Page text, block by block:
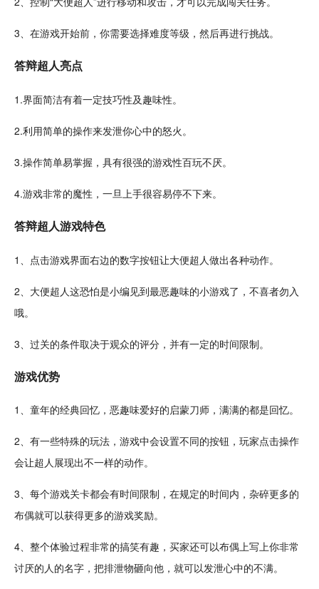
3、在游戏开始前，你需要选择难度等级，然后再进行挑战。
答辩超人亮点
1.界面简洁有着一定技巧性及趣味性。
2.利用简单的操作来发泄你心中的怒火。
3.操作简单易掌握，具有很强的游戏性百玩不厌。
4.游戏非常的魔性 ，一旦上手很容易停不下来。
答辩超人游戏特色
1、 点击游戏界面右边的数字按钮让大便超人做出各种动作。
2、大便超人这恐怕是小编见到最恶趣味的小游戏了，不喜者勿入
哦。
3、 过关的条件取决于观众的评分，并有一定的时间限制。
游戏优势
1、 童年的经典回忆，恶趣味爱好的启蒙刀师，满满的都是回忆。
2、有一些特殊的玩法，游戏中会设置不同的按钮，玩家点击操作
会让超人展现出不一样的动作。
3、每个游戏关卡都会有时间限制，在规定的时间内，杂碎更多的
布偶就可以获得更多的游戏奖励。
4、整个体验过程非常的搞笑有趣 ，买家还可以布偶上写上你非常
讨厌的人的名字，把排泄物砸向他，就可以发泄心中的不满。